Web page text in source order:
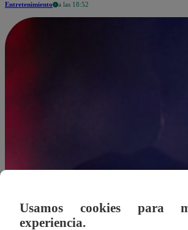
Entretenimiento a las 18:52
Usamos cookies para
experiencia.